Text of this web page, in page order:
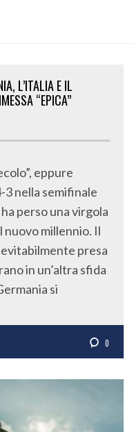
L’ITALIA E IL
“EPICA”
eppure
3 nella semifinale
perso una virgola
nuovo millennio. Il
presa
in un’altra sfida
si
0